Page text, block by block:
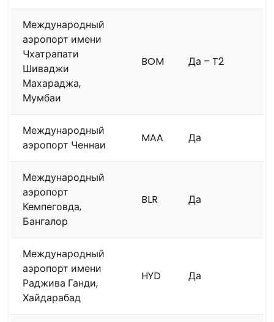
Международный
аэропорт имени
Чхатрапати
Шиваджи
Махараджа,
Мумбаи
BOM Да – T2
Международный
аэропорт Ченнаи
MAA Да
Международный
аэропорт
Кемпеговда,
Бангалор
BLR Да
Международный
аэропорт имени
Раджива Ганди,
Хайдарабад
HYD Да